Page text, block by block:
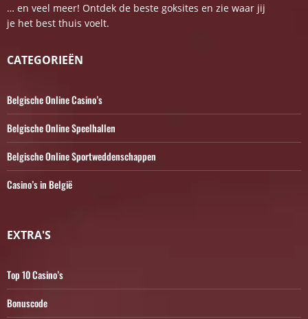
… en veel meer! Ontdek de beste goksites en zie waar jij
je het best thuis voelt.
CATEGORIEËN
Belgische Online Casino’s
Belgische Online Speelhallen
Belgische Online Sportweddenschappen
Casino’s in België
EXTRA'S
Top 10 Casino’s
Bonuscode